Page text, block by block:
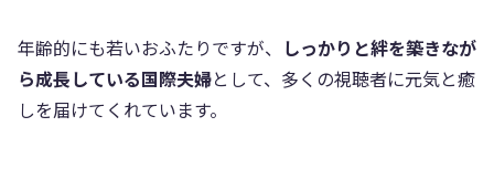
年齢的にも若いおふたりですが、 しっかりと絆を築きなが
ら成長している国際夫婦として、多くの視聴者に元気と癒
しを届けてくれています。